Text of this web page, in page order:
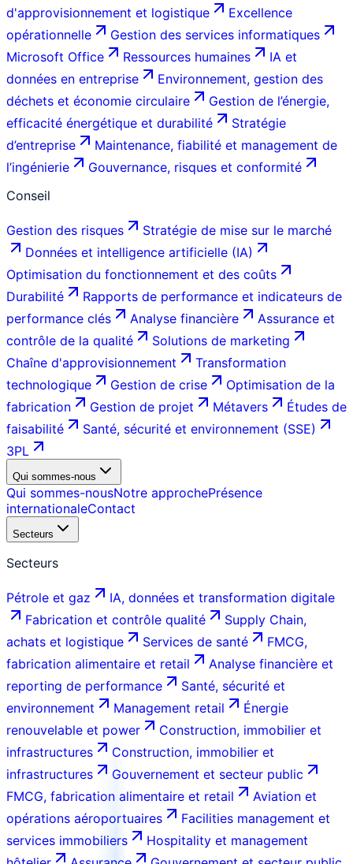
d'approvisionnement et logistique
Excellence
opérationnelle
Gestion des services informatiques
Microsoft Office
Ressources humaines
IA et
données en entreprise
Environnement, gestion des
déchets et économie circulaire
Gestion de l’énergie,
efficacité énergétique et durabilité
Stratégie
d’entreprise
Maintenance, fiabilité et management de
l’ingénierie
Gouvernance, risques et conformité
Conseil
Gestion des risques
Stratégie de mise sur le marché
Données et intelligence artificielle (IA)
Optimisation du fonctionnement et des coûts
Durabilité
Rapports de performance et indicateurs de
performance clés
Analyse financière
Assurance et
contrôle de la qualité
Solutions de marketing
Chaîne d'approvisionnement
Transformation
technologique
Gestion de crise
Optimisation de la
fabrication
Gestion de projet Métavers
Études de
faisabilité
Santé, sécurité et environnement (SSE)
3PL
Qui sommes-nous
Qui sommes-nousNotre approchePrésence
internationaleContact
Secteurs
Secteurs
Pétrole et gaz
IA, données et transformation digitale
Fabrication et contrôle qualité
Supply Chain,
achats et logistique
Services de santé
FMCG,
fabrication alimentaire et retail
Analyse financière et
reporting de performance
Santé, sécurité et
environnement
Management retail
Énergie
renouvelable et power
Construction, immobilier et
infrastructures
Construction, immobilier et
infrastructures
Gouvernement et secteur public
FMCG, fabrication alimentaire et retail
Aviation et
opérations aéroportuaires
Facilities management et
services immobiliers
Hospitality et management